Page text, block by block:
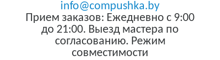
info@compushka.by
Прием заказов: Ежедневно с 9:00
до 21:00. Выезд мастера по
согласованию. Режим
совместимости